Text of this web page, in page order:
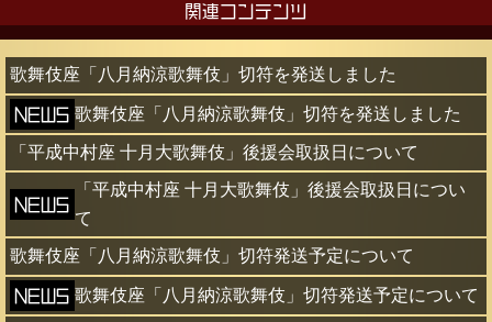
関連コンテンツ
歌舞伎座「八月納涼歌舞伎」切符を発送しました
歌舞伎座「八月納涼歌舞伎」切符を発送しました
「平成中村座 十月大歌舞伎」後援会取扱日について
「平成中村座 十月大歌舞伎」後援会取扱日につい
て
歌舞伎座「八月納涼歌舞伎」切符発送予定について
歌舞伎座「八月納涼歌舞伎」切符発送予定について